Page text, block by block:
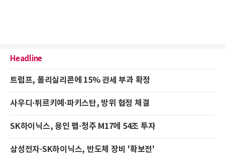
Headline
트럼프, 폴리실리콘에 15% 관세 부과 확정
사우디·튀르키예·파키스탄, 방위 협정 체결
SK하이닉스, 용인 팹·청주 M17에 54조 투자
삼성전자·SK하이닉스, 반도체 장비 '확보전'